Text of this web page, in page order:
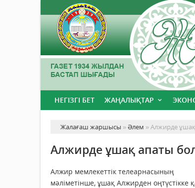
НЕГІЗГІ БЕТ ЖАҢАЛЫҚТАР
Жалағаш жаршысы »Әлем » Алжирде
Алжирде ұшақ апаты
Алжир мемлекеттік телеарнасының
мәліметінше, ұшақ Алжирден оңтүстікке